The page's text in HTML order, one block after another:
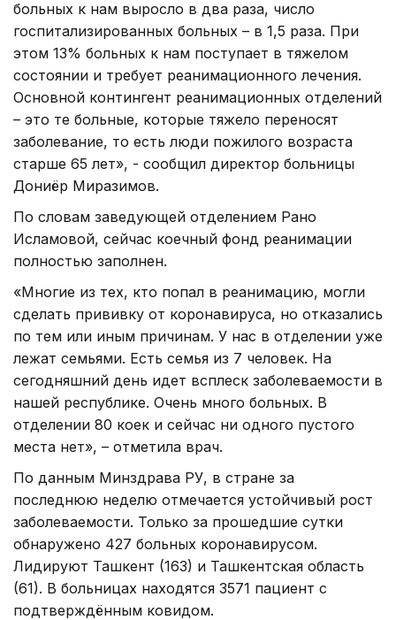
больных к нам выросло в два раза, число
госпитализированных больных – в 1,5 раза. При
этом 13% больных к нам поступает в тяжелом
состоянии и требует реанимационного лечения.
Основной контингент реанимационных отделений
– это те больные, которые тяжело переносят
заболевание, то есть люди пожилого возраста
старше 65 лет», - сообщил директор больницы
Дониёр Миразимов.
По словам заведующей отделением Рано
Исламовой, сейчас коечный фонд реанимации
полностью заполнен.
«Многие из тех, кто попал в реанимацию, могли
сделать прививку от коронавируса, но отказались
по тем или иным причинам. У нас в отделении уже
лежат семьями. Есть семья из 7 человек. На
сегодняшний день идет всплеск заболеваемости в
нашей республике. Очень много больных. В
отделении 80 коек и сейчас ни одного пустого
места нет», – отметила врач.
По данным Минздрава РУ, в стране за
последнюю неделю отмечается устойчивый рост
заболеваемости. Только за прошедшие сутки
обнаружено 427 больных коронавирусом.
Лидируют Ташкент (163) и Ташкентская область
(61). В больницах находятся 3571 пациент с
подтверждённым ковидом.